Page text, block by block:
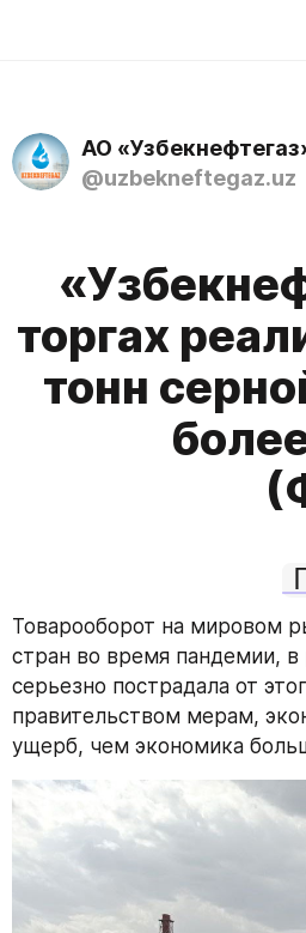
АО
@uzbekneftegaz.uz
торгах
тонн
Товарооборот на мировом
стран во время пандемии, в
серьезно пострадала от
правительством мерам,
ущерб, чем экономика